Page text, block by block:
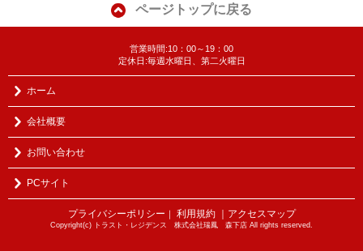
ページトップに戻る
営業時間:10：00～19：00
定休日:毎週水曜日、第二火曜日
ホーム
会社概要
お問い合わせ
PCサイト
プライバシーポリシー ｜ 利用規約 ｜アクセスマップ
Copyright(c) トラスト・レジデンス 株式会社瑞鳳 森下店 All rights reserved.